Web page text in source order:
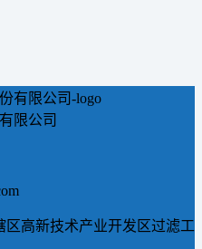
限公司
区高新技术产业开发区过滤工